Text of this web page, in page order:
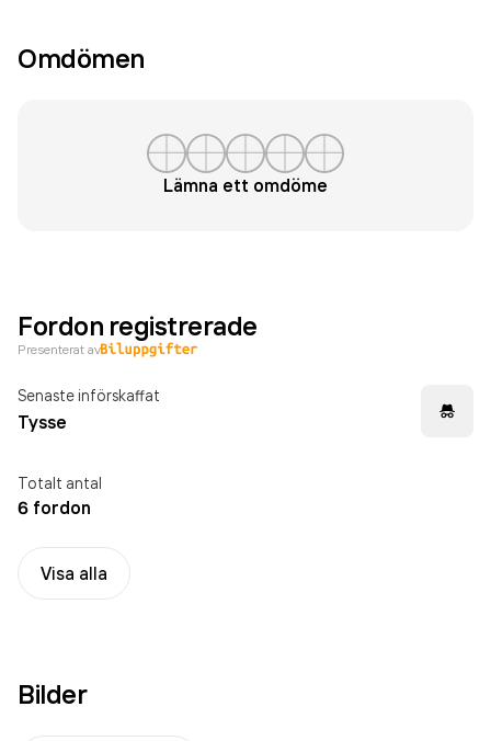
Omdömen
Lämna ett omdöme
Fordon registrerade
Presenterat av
Senaste införskaffat
Tysse
Totalt antal
6 fordon
Visa alla
Bilder